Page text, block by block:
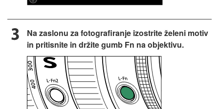
Na zaslonu za fotografiranje izostrite želeni motiv
in pritisnite in držite gumb Fn na objektivu.